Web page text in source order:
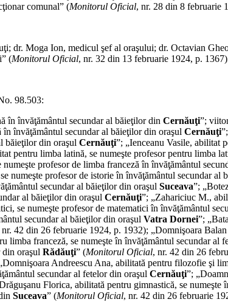
comunal” (Monitorul Oficial, nr. 28 din 8 februarie
dr. Moga Ion, medicul şef al oraşului; dr. Octavian
(Monitorul Oficial, nr. 32 din 13 februarie 1924, p.
98.503:
în învăţământul secundar al băieţilor din Cernăuţi”;
învăţământul secundar al băieţilor din oraşul Cernăuţi
băieţilor din oraşul Cernăuţi”; „Ienceanu Vasile, abilitat
pentru limba latină, se numeşte profesor pentru limba
profesor de limba franceză în învăţământul
numeşte profesor de istorie în învăţământul secundar al
secundar al băieţilor din oraşul Suceava”;
al băieţilor din oraşul Cernăuţi”; „Zahariciuc M.,
se numeşte profesor de matematici în învăţământul
secundar al băieţilor din oraşul Vatra Dornei”;
nr. 42 din 26 februarie 1924, p. 1932); „Domnişoara
limba franceză, se numeşte în învăţământul secundar al
din oraşul Rădăuţi” (Monitorul Oficial, nr. 42 din 26
Andreescu Ana, abilitată pentru filozofie şi
secundar al fetelor din oraşul Cernăuţi”;
Florica, abilitată pentru gimnastică, se numeşte
Suceava” (Monitorul Oficial, nr. 42 din 26 februarie